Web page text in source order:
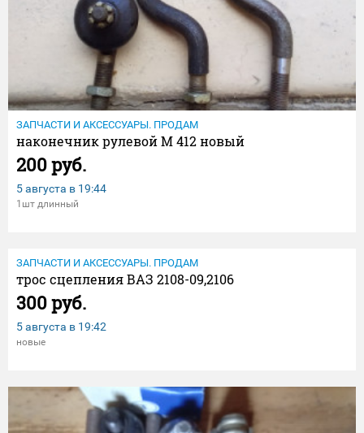
ЗАПЧАСТИ И АКСЕССУАРЫ. ПРОДАМ
наконечник рулевой М 412 новый
200 руб.
5 августа в 19:44
1шт длинный
ЗАПЧАСТИ И АКСЕССУАРЫ. ПРОДАМ
трос сцепления ВАЗ 2108-09,2106
300 руб.
5 августа в 19:42
новые